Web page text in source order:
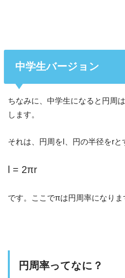
中学生バージョン
ちなみに、中学生になると円周
します。
それは、円周をl、円の半径をrと
l = 2πr
です。ここでπは円周率になりま
円周率ってなに？